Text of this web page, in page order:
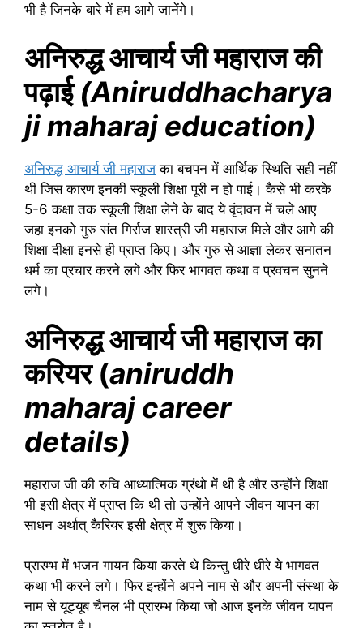
भी है जिनके बारे में हम आगे जानेंगे।
अनिरुद्ध आचार्य जी महाराज की
पढ़ाई(Aniruddhacharya
ji maharaj education)
अनिरुद्ध आचार्य जी महाराज का बचपन में आर्थिक स्थिति सही नहीं
थी जिस कारण इनकी स्कूली शिक्षा पूरी न हो पाई। कैसे भी करके
5-6 कक्षा तक स्कूली शिक्षा लेने के बाद ये वृंदावन में चले आए
जहा इनको गुरु संत गिर्राज शास्त्री जी महाराज मिले और आगे की
शिक्षा दीक्षा इनसे ही प्राप्त किए। और गुरु से आज्ञा लेकर सनातन
धर्म का प्रचार करने लगे और फिर भागवत कथा व प्रवचन सुनने
लगे।
अनिरुद्ध आचार्य जी महाराज का
करियर (aniruddh
maharaj career
details)
महाराज जी की रुचि आध्यात्मिक ग्रंथो में थी है और उन्होंने शिक्षा
भी इसी क्षेत्र में प्राप्त कि थी तो उन्होंने आपने जीवन यापन का
साधन अर्थात् कैरियर इसी क्षेत्र में शुरू किया।
प्रारम्भ में भजन गायन किया करते थे किन्तु धीरे धीरे ये भागवत
कथा भी करने लगे। फिर इन्होंने अपने नाम से और अपनी संस्था के
नाम से यूट्यूब चैनल भी प्रारम्भ किया जो आज इनके जीवन यापन